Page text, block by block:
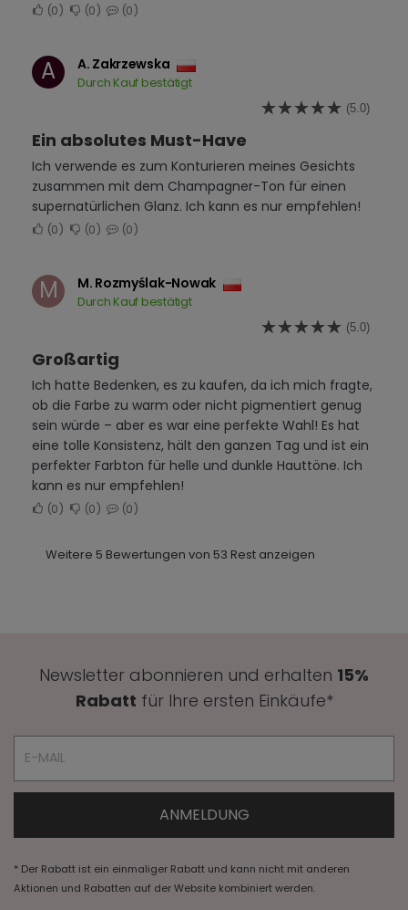
0 0 0
A A. Zakrzewska
Durch Kauf bestätigt
(5.0)
Ein absolutes Must-Have
Ich verwende es zum Konturieren meines Gesichts
zusammen mit dem Champagner-Ton für einen
supernatürlichen Glanz. Ich kann es nur empfehlen!
0 0 0
M M. Rozmyślak-Nowak
Durch Kauf bestätigt
(5.0)
Großartig
Ich hatte Bedenken, es zu kaufen, da ich mich fragte,
ob die Farbe zu warm oder nicht pigmentiert genug
sein würde – aber es war eine perfekte Wahl! Es hat
eine tolle Konsistenz, hält den ganzen Tag und ist ein
perfekter Farbton für helle und dunkle Hauttöne. Ich
kann es nur empfehlen!
0 0 0
Weitere 5 Bewertungen von 53 Rest anzeigen
Newsletter abonnieren und erhalten 15%
Rabatt für Ihre ersten Einkäufe*
* Der Rabatt ist ein einmaliger Rabatt und kann nicht mit anderen
Aktionen und Rabatten auf der Website kombiniert werden.